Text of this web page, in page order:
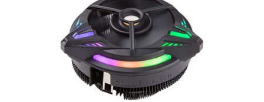
მობილურები
პერიფერია და აქსესუარები